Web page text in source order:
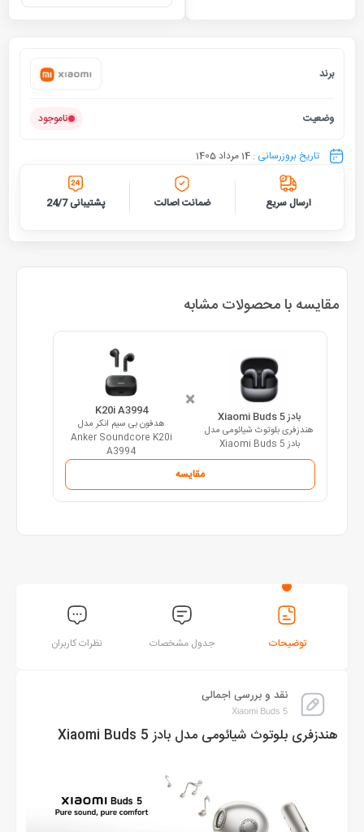
برند
وضعیت ناموجود
تاریخ بروزرسانی : 14 مرداد 1405
ارسال سریع ضمانت اصالت پشتیبانی 24/7
مقایسه با محصولات مشابه
بادز Xiaomi Buds 5
هندزفری بلوتوث شیائومی مدل
بادز Xiaomi Buds 5
×
K20i A3994
هدفون بی سیم انکر مدل
Anker Soundcore K20i
A3994
مقایسه
توضیحات جدول مشخصات نظرات کاربران
نقد و بررسی اجمالی
Xiaomi Buds 5
هندزفری بلوتوث شیائومی مدل بادز Xiaomi Buds 5